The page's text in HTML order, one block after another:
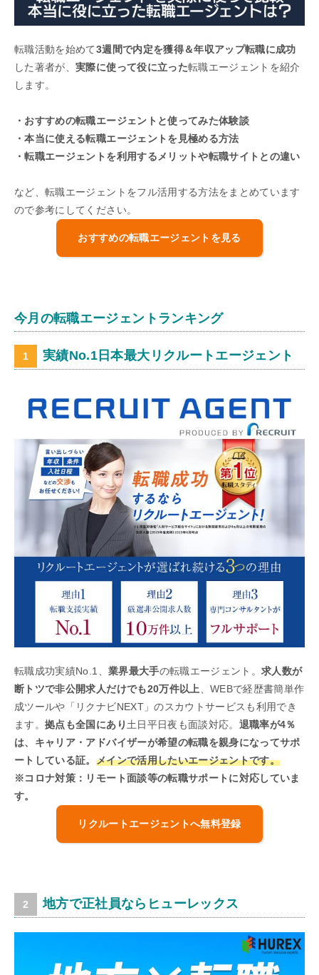
転職活動を始めて3週間で内定を獲得＆年収アップ転職に成功
した著者が、実際に使って役に立った転職エージェントを紹介
します。
・おすすめの転職エージェントと使ってみた体験談
・本当に使える転職エージェントを見極める方法
・転職エージェントを利用するメリットや転職サイトとの違い
など、転職エージェントをフル活用する方法をまとめています
ので参考にしてください。
おすすめの転職エージェントを見る
今月の転職エージェントランキング
実績No.1日本最大リクルートエージェント
転職成功実績No.1、 業界最大手の転職エージェント。求人数が
断トツで非公開求人だけでも20万件以上
、WEBで経歴書簡単作
成ツールや「リクナビNEXT」のスカウトサービスも利用でき
ます。拠点も全国にあり 土日平日夜も面談対応。 退職率が4％
は、キャリア・アドバイザーが希望の転職を親身になってサポ
ートしている証。 メインで活用したいエージェントです。
※コロナ対策：リモート面談等の転職サポートに対応していま
す。
リクルートエージェントへ無料登録
地方で正社員ならヒューレックス